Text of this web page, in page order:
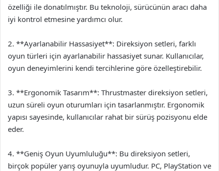
özelliği ile donatılmıştır. Bu teknoloji, sürücünün aracı daha
iyi kontrol etmesine yardımcı olur.
2. **Ayarlanabilir Hassasiyet**: Direksiyon setleri, farklı
oyun türleri için ayarlanabilir hassasiyet sunar. Kullanıcılar,
oyun deneyimlerini kendi tercihlerine göre özelleştirebilir.
3. **Ergonomik Tasarım**: Thrustmaster direksiyon setleri,
uzun süreli oyun oturumları için tasarlanmıştır. Ergonomik
yapısı sayesinde, kullanıcılar rahat bir sürüş pozisyonu elde
eder.
4. **Geniş Oyun Uyumluluğu**: Bu direksiyon setleri,
birçok popüler yarış oyunuyla uyumludur. PC, PlayStation ve